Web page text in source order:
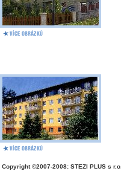
Copyright ©2007-2008: STEZI PLUS s r.o.